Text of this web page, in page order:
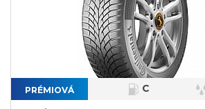
PRÉMIOVÁ C